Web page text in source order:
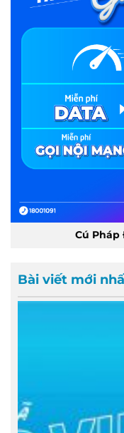
Cú Pháp
Bài viết mới